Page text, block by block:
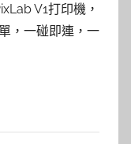
V1打印機，
，一碰即連，一